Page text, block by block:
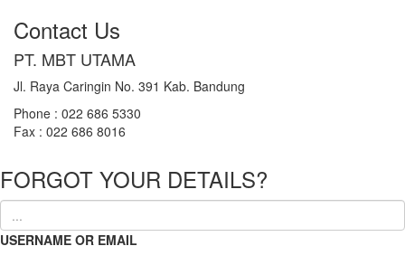
Contact Us
PT. MBT UTAMA
Jl. Raya Caringin No. 391 Kab. Bandung
Phone : 022 686 5330
Fax : 022 686 8016
FORGOT YOUR DETAILS?
USERNAME OR EMAIL